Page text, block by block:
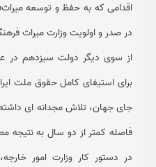
اقدامی که به حفظ و توسعه
در صدر و اولویت وزارت میراث
از سوی دیگر دولت سیزدهم در
برای استیفای کامل حقوق ملت
جای جهان، تلاش مجدانه ای
فاصله کمتر از دو سال به نتیجه
در دستور کار وزارت امور